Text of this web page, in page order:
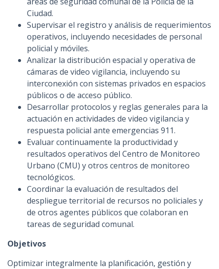
Ciudad.
Supervisar el registro y análisis de requerimientos
operativos, incluyendo necesidades de personal
policial y móviles.
Analizar la distribución espacial y operativa de
cámaras de video vigilancia, incluyendo su
interconexión con sistemas privados en espacios
públicos o de acceso público.
Desarrollar protocolos y reglas generales para la
actuación en actividades de video vigilancia y
respuesta policial ante emergencias 911.
Evaluar continuamente la productividad y
resultados operativos del Centro de Monitoreo
Urbano (CMU) y otros centros de monitoreo
tecnológicos.
Coordinar la evaluación de resultados del
despliegue territorial de recursos no policiales y
de otros agentes públicos que colaboran en
tareas de seguridad comunal.
Objetivos
Optimizar integralmente la planificación, gestión y